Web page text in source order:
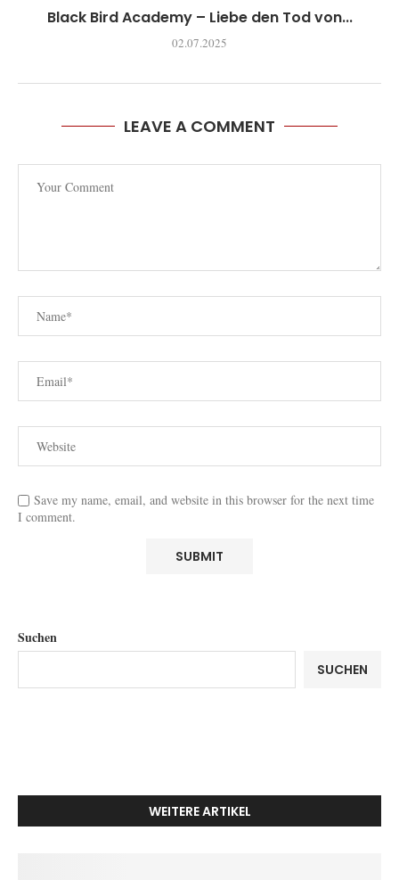
Black Bird Academy – Liebe den Tod von...
02.07.2025
LEAVE A COMMENT
Save my name, email, and website in this browser for the next time
I comment.
Suchen
SUCHEN
WEITERE ARTIKEL